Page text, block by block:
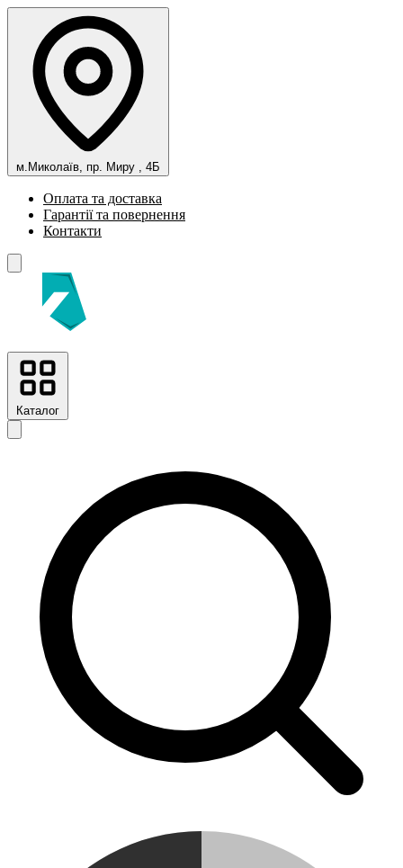
м.Миколаїв, пр. Миру , 4Б
Оплата та доставка
Гарантії та повернення
Контакти
Каталог